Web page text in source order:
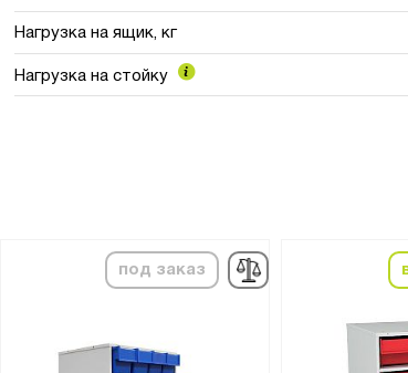
Нагрузка на ящик, кг
Нагрузка на стойку
под заказ